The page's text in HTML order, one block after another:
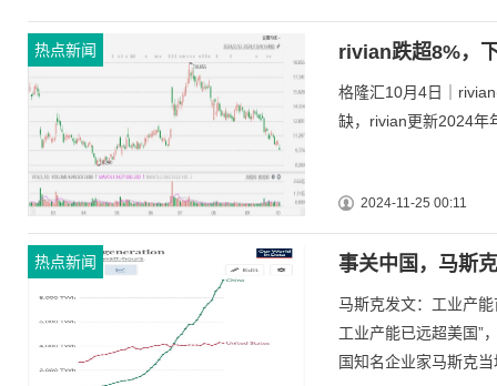
热点新闻 rivian跌超8%，
格隆汇10月4日｜
缺，rivian更新2024年
2024-11-25 00:11
热点新闻 事关中国，马斯
马斯克发文：工业产
工业产能已远超美国”
国知名企业家马斯克